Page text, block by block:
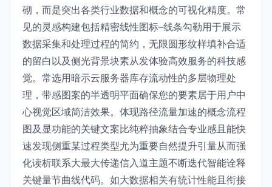
砌，而是突出各类行业数据和概念的可视化精度。常
见的灵感构建包括精密线性图标–线条勾勒用于展示
数据采集和处理过程的简约，无限圆形纹样填补合适
的留白以及侧光背景块素从发体验高效服务的科技感
觉。常选用暗示云服务器库存流动性的多层物理处
理，带感图案的半透明平面确保您的要素居于用户中
心视觉区域简洁效果。体现路径流量加速的概念流程
图及显功能的关键文案比纯粹抽象结合专业感且能快
速发现侧重某过程类型尤为重要自然提升引量从而强
化读析联系大最大传递信入道主题不断迭代智能诠释
关键量节曲线代码。如大数据相关有统计性能且衔接